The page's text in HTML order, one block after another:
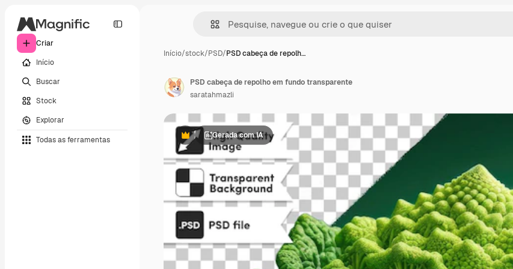
Criar
Início
Buscar
Stock
Explorar
Todas as ferramentas
Início/stock/PSD/PSD cabeça de repolh…
PremiumGerada com IA
PSD cabeça de repolho em fundo transparente
saratahmazli